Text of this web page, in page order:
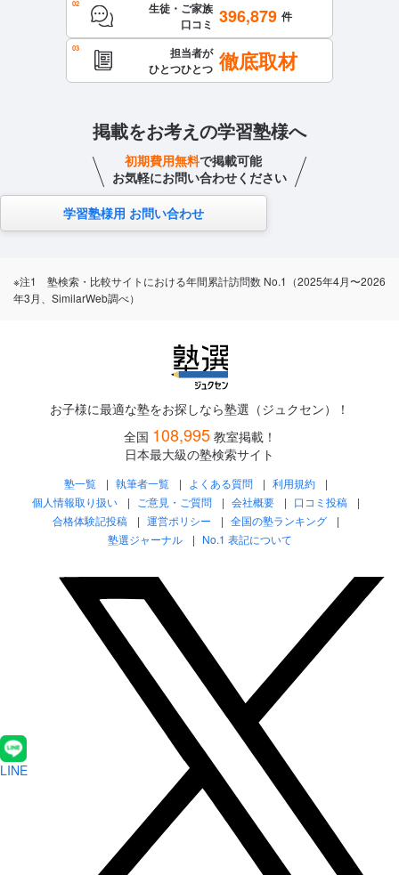
生徒・ご家族
口コミ 396,879 件
担当者が
ひとつひとつ 徹底取材
掲載をお考えの学習塾様へ
初期費用無料で掲載可能
お気軽にお問い合わせください
学習塾様用 お問い合わせ
※注1 塾検索・比較サイトにおける年間累計訪問数 No.1（2025年4月〜2026
年3月、SimilarWeb調べ）
お子様に最適な塾をお探しなら塾選（ジュクセン）！
全国 108,995 教室掲載！
日本最大級の塾検索サイト
塾一覧 執筆者一覧 よくある質問
利用規約
個人情報取り扱い
ご意見・ご質問 会社概要
口コミ投稿
合格体験記投稿
運営ポリシー
全国の塾ランキング
塾選ジャーナル
No.1 表記について
LINE